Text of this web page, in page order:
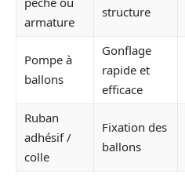
armature
structure
Pompe à
ballons
Gonflage
rapide et
efficace
Ruban
adhésif /
colle
Fixation des
ballons